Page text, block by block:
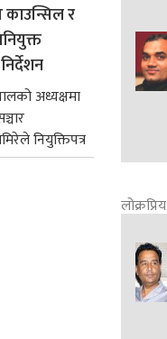
काउन्सिल र
अध्यक्षमा
नियुक्तिपत्र
लोक्रप्रिय